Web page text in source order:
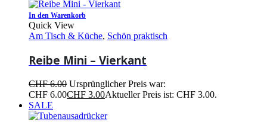
In den Warenkorb
Quick View
Am Tisch & Küche, Schön praktisch
Reibe Mini – Vierkant
CHF6.00 Ursprünglicher Preis war:
CHF 6.00CHF 3.00Aktueller Preis ist: CHF 3.00.
SALE